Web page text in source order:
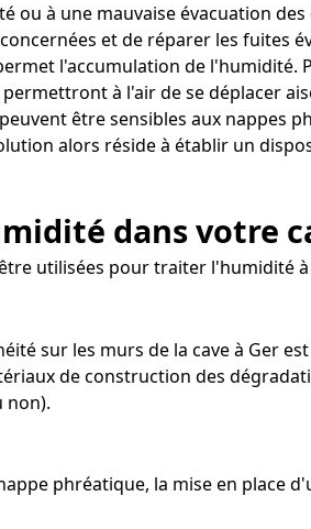
ou à une mauvaise évacuation
et de réparer les fuites
l'accumulation de
à l'air de se déplacer
être sensibles aux nappes
alors réside à établir un
dans votre
utilisées pour traiter l'humidité à
sur les murs de la cave à Ger
de construction des
non).
phréatique, la mise en place